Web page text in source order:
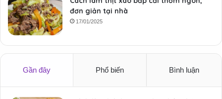
đơn giản tại nhà
17/01/2025
Gần đây Phổ biến Bình luận